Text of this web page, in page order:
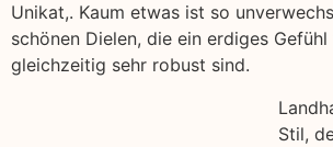
Unikat,. Kaum etwas ist so
schönen Dielen, die ein erdiges
gleichzeitig sehr robust sind.
Stil,